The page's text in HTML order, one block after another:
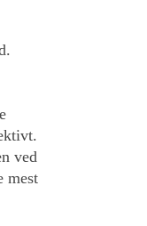
ved
mest